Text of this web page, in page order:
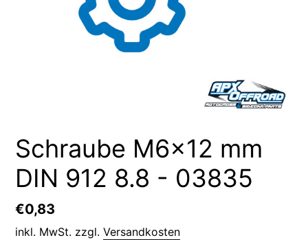
Schraube M6x12 mm
DIN 912 8.8 - 03835
Normaler
Preis
€0,83
inkl. MwSt. zzgl. Versandkosten